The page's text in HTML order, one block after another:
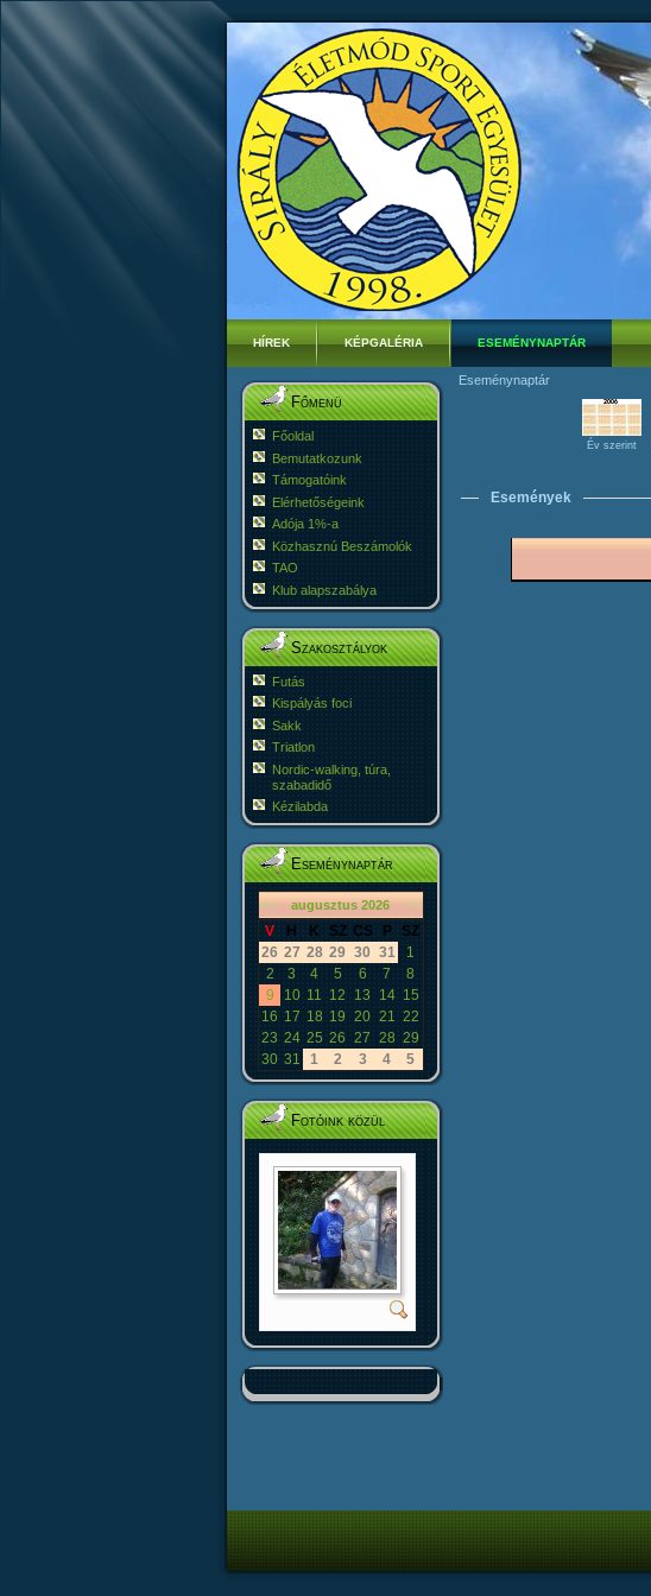
HÍREK KÉPGALÉRIA ESEMÉNYNAPTÁR
Főmenü
Főoldal
Bemutatkozunk
Támogatóink
Elérhetőségeink
Adója 1%-a
Közhasznú Beszámolók
TAO
Klub alapszabálya
Szakosztályok
Futás
Kispályás foci
Sakk
Triatlon
Nordic-walking, túra,
szabadidő
Kézilabda
Eseménynaptár
«< augusztus 2026 >»
V H K SZ CS P
SZ
26 27 28 29 30 31
1
2
3 4 5 6 7
8
9
10 11 12 13 14 15
16 17 18 19 20 21 22
23 24 25 26 27 28 29
30 31 1 2 3 4 5
Fotóink közül
Eseménynaptár
Év szerint
Események